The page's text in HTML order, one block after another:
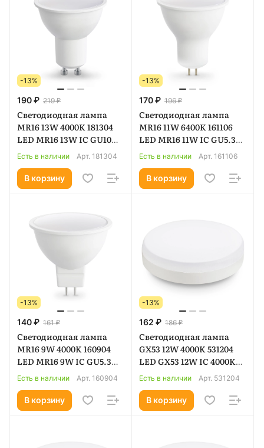
-13%
190 ₽ 219 ₽
Светодиодная лампа
MR16 13W 4000K 181304
LED MR16 13W IC GU10
4000K 175-265V
Есть в наличии Арт. 181304
В корзину
-13%
170 ₽ 196 ₽
Светодиодная лампа
MR16 11W 6400K 161106
LED MR16 11W IC GU5.3
6400K 175-265V
Есть в наличии Арт. 161106
В корзину
-13%
140 ₽ 161 ₽
Светодиодная лампа
MR16 9W 4000K 160904
LED MR16 9W IC GU5.3
4000K 175-265V
Есть в наличии Арт. 160904
В корзину
-13%
162 ₽ 186 ₽
Светодиодная лампа
GX53 12W 4000K 531204
LED GX53 12W IC 4000K
175-265V
Есть в наличии Арт. 531204
В корзину